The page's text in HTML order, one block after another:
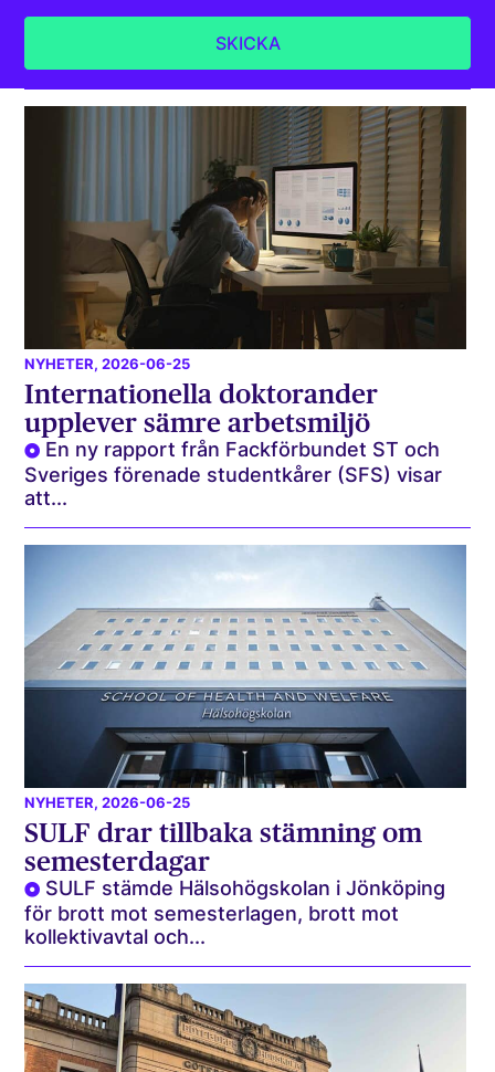
NYHETER, 2026-06-25
Internationella doktorander
upplever sämre arbetsmiljö
En ny rapport från Fackförbundet ST och
Sveriges förenade studentkårer (SFS) visar
att...
NYHETER, 2026-06-25
SULF drar tillbaka stämning om
semesterdagar
SULF stämde Hälsohögskolan i Jönköping
för brott mot semesterlagen, brott mot
kollektivavtal och...